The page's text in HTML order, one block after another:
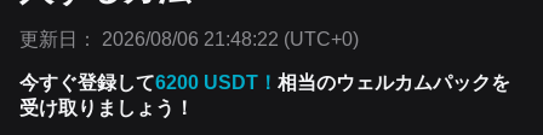
更新日： 2026/08/06 21:48:22 (UTC+0)
今すぐ登録して6200 USDT！ 相当のウェルカムパックを
受け取りましょう！